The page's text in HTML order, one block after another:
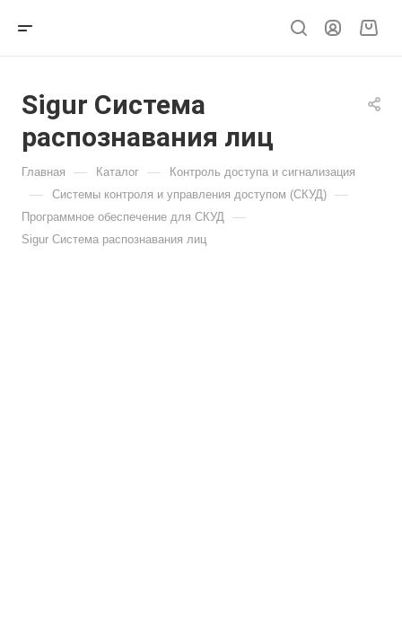
Sigur Система
распознавания лиц
Главная — Каталог — Контроль доступа и сигнализация
— Системы контроля и управления доступом (СКУД) —
Программное обеспечение для СКУД —
Sigur Система распознавания лиц